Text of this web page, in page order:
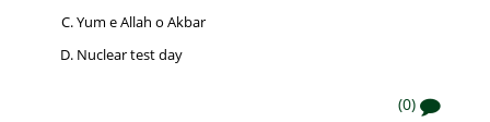
Yum e Allah o Akbar
Nuclear test day
(0)